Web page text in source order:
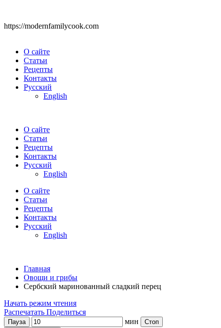
https://modernfamilycook.com
О сайте
Статьи
Рецепты
Контакты
Русский
English
О сайте
Статьи
Рецепты
Контакты
Русский
English
О сайте
Статьи
Рецепты
Контакты
Русский
English
Главная
Овощи и грибы
Сербский маринованный сладкий перец
Начать режим чтения
Распечатать Поделиться
Пауза мин
Стоп